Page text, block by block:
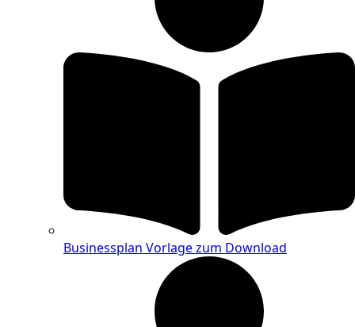
Businessplan Vorlage zum Download